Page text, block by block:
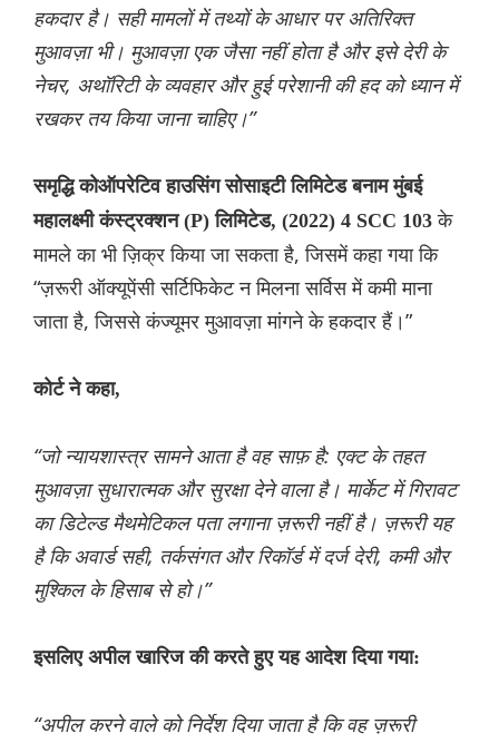
हकदार है। सही मामलों में तथ्यों के आधार पर अतिरिक्त
मुआवज़ा भी। मुआवज़ा एक जैसा नहीं होता है और इसे देरी के
नेचर, अथॉरिटी के व्यवहार और हुई परेशानी की हद को ध्यान में
रखकर तय किया जाना चाहिए।”
समृद्धि कोऑपरेटिव हाउसिंग सोसाइटी लिमिटेड बनाम मुंबई
महालक्ष्मी कंस्ट्रक्शन (P) लिमिटेड, (2022) 4 SCC 103के
मामले का भी ज़िक्र किया जा सकता है, जिसमें कहा गया कि
“ज़रूरी ऑक्यूपेंसी सर्टिफिकेट न मिलना सर्विस में कमी माना
जाता है, जिससे कंज्यूमर मुआवज़ा मांगने के हकदार हैं।”
कोर्ट ने कहा,
“जो न्यायशास्त्र सामने आता है वह साफ़ है: एक्ट के तहत
मुआवज़ा सुधारात्मक और सुरक्षा देने वाला है। मार्केट में गिरावट
का डिटेल्ड मैथमेटिकल पता लगाना ज़रूरी नहीं है। ज़रूरी यह
है कि अवार्ड सही, तर्कसंगत और रिकॉर्ड में दर्ज देरी, कमी और
मुश्किल के हिसाब से हो।”
इसलिए अपील खारिज की करते हुए यह आदेश दिया गया:
“अपील करने वाले को निर्देश दिया जाता है कि वह ज़रूरी